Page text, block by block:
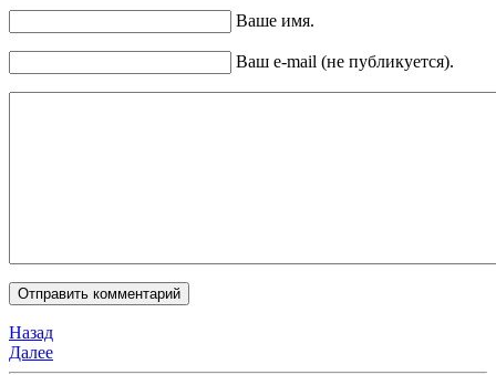
Ваше имя.
Ваш e-mail (не публикуется).
Назад
Далее